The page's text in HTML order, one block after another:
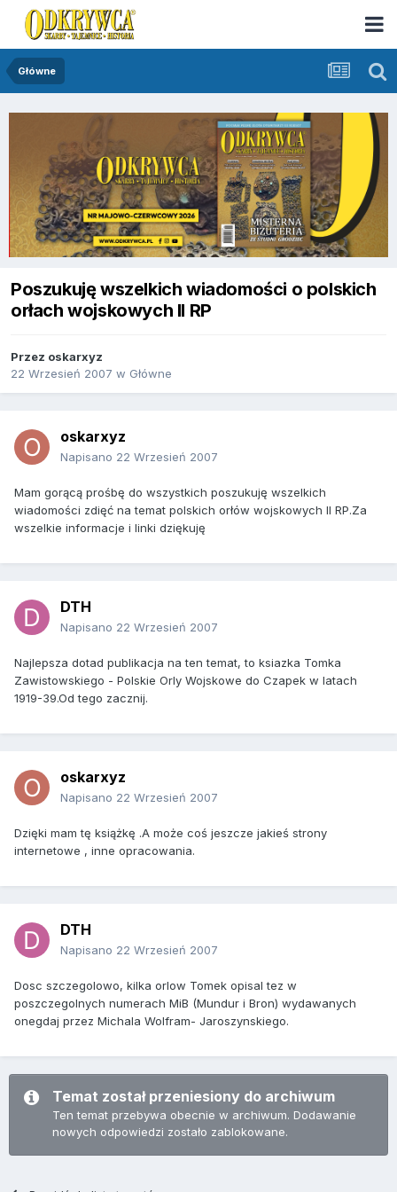
Główne
Poszukuję wszelkich wiadomości o polskich
orłach wojskowych II RP
Przez oskarxyz
22 Wrzesień 2007 w Główne
oskarxyz
Napisano 22 Wrzesień 2007
Mam gorącą prośbę do wszystkich poszukuję wszelkich
wiadomości zdięć na temat polskich orłów wojskowych II RP.Za
wszelkie informacje i linki dziękuję
DTH
Napisano 22 Wrzesień 2007
Najlepsza dotad publikacja na ten temat, to ksiazka Tomka
Zawistowskiego - Polskie Orly Wojskowe do Czapek w latach
1919-39.Od tego zacznij.
oskarxyz
Napisano 22 Wrzesień 2007
Dzięki mam tę książkę .A może coś jeszcze jakieś strony
internetowe , inne opracowania.
DTH
Napisano 22 Wrzesień 2007
Dosc szczegolowo, kilka orlow Tomek opisal tez w
poszczegolnych numerach MiB (Mundur i Bron) wydawanych
onegdaj przez Michala Wolfram- Jaroszynskiego.
Temat został przeniesiony do archiwum
Ten temat przebywa obecnie w archiwum. Dodawanie
nowych odpowiedzi zostało zablokowane.